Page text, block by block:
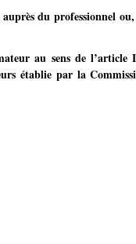
du professionnel ou,
au sens de l’article
établie par la